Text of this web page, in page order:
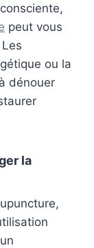
peut vous
ou la
dénouer
la